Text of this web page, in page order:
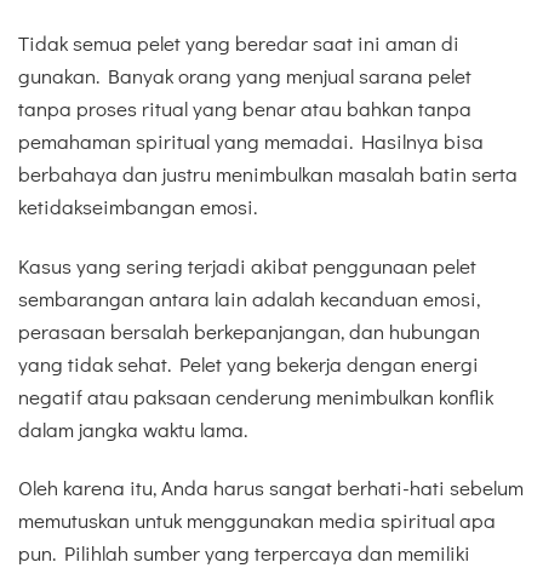
Tidak semua pelet yang beredar saat ini aman di
gunakan. Banyak orang yang menjual sarana pelet
tanpa proses ritual yang benar atau bahkan tanpa
pemahaman spiritual yang memadai. Hasilnya bisa
berbahaya dan justru menimbulkan masalah batin serta
ketidakseimbangan emosi.
Kasus yang sering terjadi akibat penggunaan pelet
sembarangan antara lain adalah kecanduan emosi,
perasaan bersalah berkepanjangan, dan hubungan
yang tidak sehat. Pelet yang bekerja dengan energi
negatif atau paksaan cenderung menimbulkan konflik
dalam jangka waktu lama.
Oleh karena itu, Anda harus sangat berhati-hati sebelum
memutuskan untuk menggunakan media spiritual apa
pun. Pilihlah sumber yang terpercaya dan memiliki